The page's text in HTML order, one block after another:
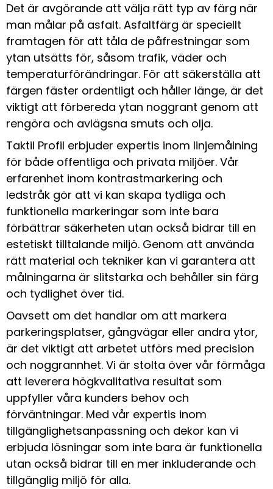
Det är avgörande att välja rätt typ av färg när
man målar på asfalt. Asfaltfärg är speciellt
framtagen för att tåla de påfrestningar som
ytan utsätts för, såsom trafik, väder och
temperaturförändringar. För att säkerställa att
färgen fäster ordentligt och håller länge, är det
viktigt att förbereda ytan noggrant genom att
rengöra och avlägsna smuts och olja.
Taktil Profil erbjuder expertis inom linjemålning
för både offentliga och privata miljöer. Vår
erfarenhet inom kontrastmarkering och
ledstråk gör att vi kan skapa tydliga och
funktionella markeringar som inte bara
förbättrar säkerheten utan också bidrar till en
estetiskt tilltalande miljö. Genom att använda
rätt material och tekniker kan vi garantera att
målningarna är slitstarka och behåller sin färg
och tydlighet över tid.
Oavsett om det handlar om att markera
parkeringsplatser, gångvägar eller andra ytor,
är det viktigt att arbetet utförs med precision
och noggrannhet. Vi är stolta över vår förmåga
att leverera högkvalitativa resultat som
uppfyller våra kunders behov och
förväntningar. Med vår expertis inom
tillgänglighetsanpassning och dekor kan vi
erbjuda lösningar som inte bara är funktionella
utan också bidrar till en mer inkluderande och
tillgänglig miljö för alla.